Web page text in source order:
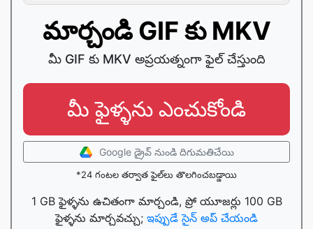
మార్చండి GIF కు MKV
మీ GIF కు MKV అప్రయత్నంగా ఫైల్ చేస్తుంది
మీ ఫైళ్ళను ఎంచుకోండి
Google డ్రైవ్ నుండి దిగుమతిచేయి
*24 గంటల తర్వాత ఫైల్‌లు తొలగించబడ్డాయి
1 GB ఫైళ్ళను ఉచితంగా మార్చండి, ప్రో యూజర్లు 100 GB
ఫైళ్ళను మార్చవచ్చు; ఇప్పుడే సైన్ అప్ చేయండి